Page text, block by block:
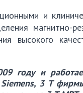
и
магнитно-
высокого
году и
3 Т фирмы